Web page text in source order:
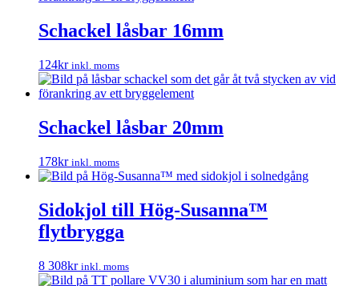
Schackel låsbar 16mm
124kr inkl. moms
Schackel låsbar 20mm
178kr inkl. moms
Sidokjol till Hög-Susanna™
flytbrygga
8 308kr inkl. moms